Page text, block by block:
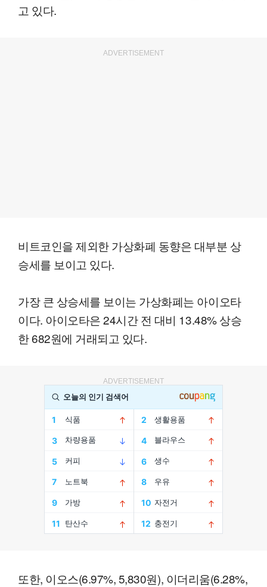
고 있다.
ADVERTISEMENT
비트코인을 제외한 가상화폐 동향은 대부분 상
승세를 보이고 있다.
가장 큰 상승세를 보이는 가상화폐는 아이오타
이다. 아이오타은 24시간 전 대비 13.48% 상승
한 682원에 거래되고 있다.
ADVERTISEMENT
또한, 이오스(6.97%, 5,830원), 이더리움(6.28%,